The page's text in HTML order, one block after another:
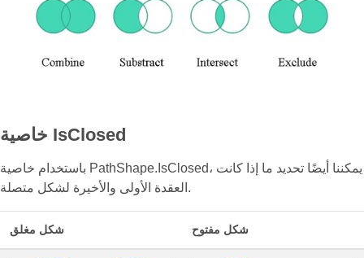
خاصية IsClosed
باستخدام خاصية PathShape.IsClosed، يمكننا أيضًا تحديد ما إذا كانت
العقدة الأولى والأخيرة لشكل متصلة.
شكل مغلق شكل مفتوح